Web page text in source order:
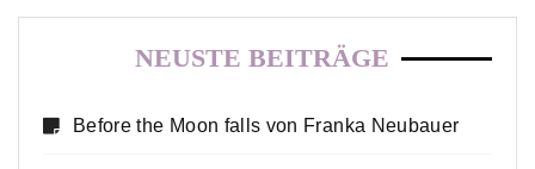
NEUSTE BEITRÄGE
Before the Moon falls von Franka Neubauer